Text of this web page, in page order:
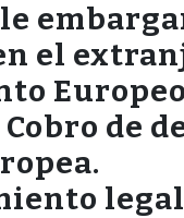
el
Europeo
de